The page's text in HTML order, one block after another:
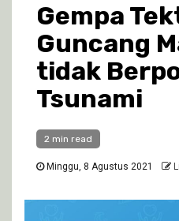
Gempa
Guncang
tidak
Tsunami
2 min read
Minggu, 8 Agustus 2021